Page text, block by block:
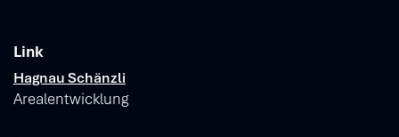
Link
Verschiedene Informationen
Hagnau Schänzli
Arealentwicklung